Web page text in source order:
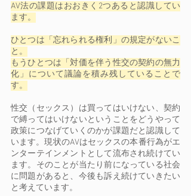
AV法の課題はおおきく2つあると認識してい
ます。
ひとつは「忘れられる権利」の規定がないこ
と。
もうひとつは「対価を伴う性交の契約の無力
化」について議論を積み残していることで
す。
性交（セックス）は買ってはいけない、契約
で縛ってはいけないということをどうやって
政策につなげていくのかが課題だと認識して
います。現状のAVはセックスの本番行為がエ
ンターテインメントとして流布され続けてい
ます。そのことが当たり前になっている社会
に問題があると、今後も訴え続けていきたい
と考えています。